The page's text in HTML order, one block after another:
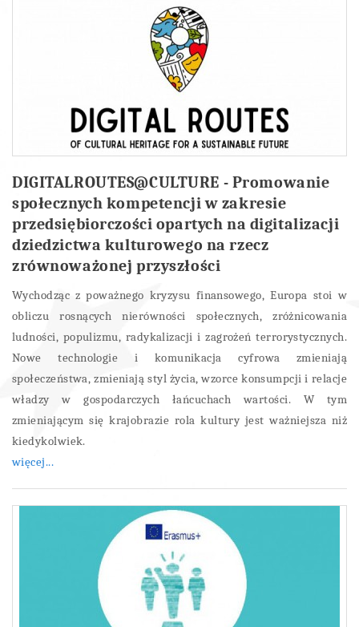
DIGITALROUTES@CULTURE - Promowanie
społecznych kompetencji w zakresie
przedsiębiorczości opartych na digitalizacji
dziedzictwa kulturowego na rzecz
zrównoważonej przyszłości
Wychodząc z poważnego kryzysu finansowego, Europa stoi w
obliczu rosnących nierówności społecznych, zróżnicowania
ludności, populizmu, radykalizacji i zagrożeń terrorystycznych.
Nowe technologie i komunikacja cyfrowa zmieniają
społeczeństwa, zmieniają styl życia, wzorce konsumpcji i relacje
władzy w gospodarczych łańcuchach wartości. W tym
zmieniającym się krajobrazie rola kultury jest ważniejsza niż
kiedykolwiek.
więcej...